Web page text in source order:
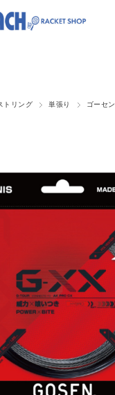
トリング 単張り ゴーセン